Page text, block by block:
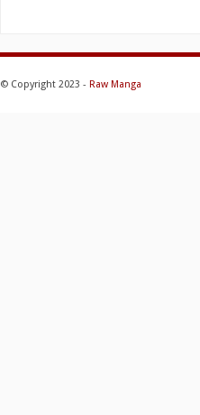
© Copyright 2023 - Raw Manga